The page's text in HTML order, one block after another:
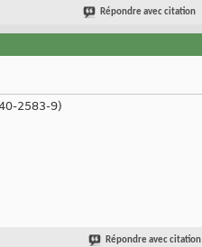
Répondre avec citation
2583-9)
Répondre avec citation